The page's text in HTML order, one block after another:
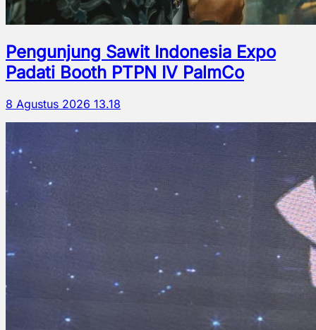
Pengunjung Sawit Indonesia Expo
Padati Booth PTPN IV PalmCo
8 Agustus 2026 13.18